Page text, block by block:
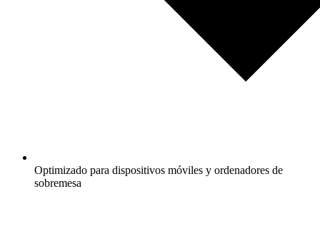
Optimizado para dispositivos móviles y ordenadores de
sobremesa